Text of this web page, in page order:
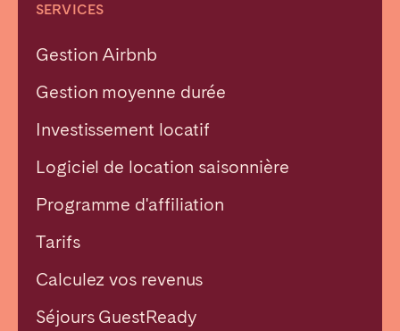
SERVICES
Gestion Airbnb
Gestion moyenne durée
Investissement locatif
Logiciel de location saisonnière
Programme d'affiliation
Tarifs
Calculez vos revenus
Séjours GuestReady